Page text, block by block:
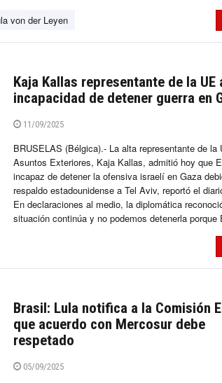
von der Leyen
Kaja Kallas representante de la UE
incapacidad de detener guerra en
11/09/2025
BRUSELAS (Bélgica).- La alta representante de la
Asuntos Exteriores, Kaja Kallas, admitió hoy que
incapaz de detener la ofensiva israelí en Gaza
respaldo estadounidense a Tel Aviv, reportó el
En declaraciones al medio, la diplomática
situación continúa y no podemos detenerla porque
Brasil: Lula notifica a la Comisión
que acuerdo con Mercosur debe
respetado
05/09/2025